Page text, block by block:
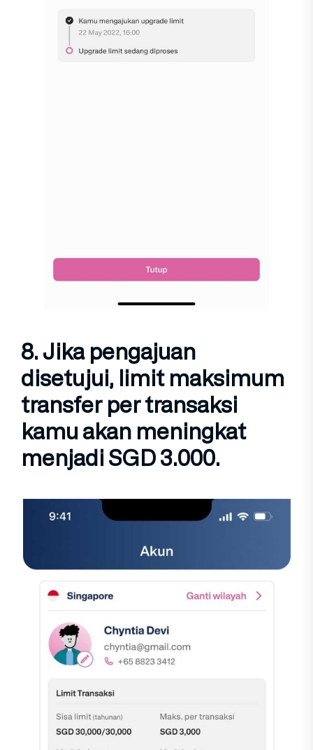
8. Jika pengajuan
disetujui, limit maksimum
transfer per transaksi
kamu akan meningkat
menjadiSGD 3.000.